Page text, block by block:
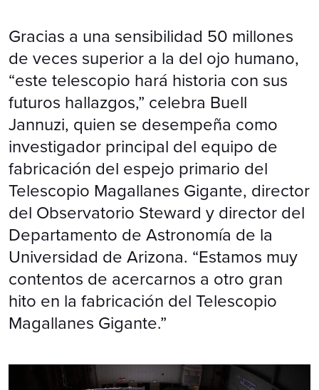
Gracias a una sensibilidad 50 millones
de veces superior a la del ojo humano,
“este telescopio hará historia con sus
futuros hallazgos,” celebra Buell
Jannuzi, quien se desempeña como
investigador principal del equipo de
fabricación del espejo primario del
Telescopio Magallanes Gigante, director
del Observatorio Steward y director del
Departamento de Astronomía de la
Universidad de Arizona. “Estamos muy
contentos de acercarnos a otro gran
hito en la fabricación del Telescopio
Magallanes Gigante.”